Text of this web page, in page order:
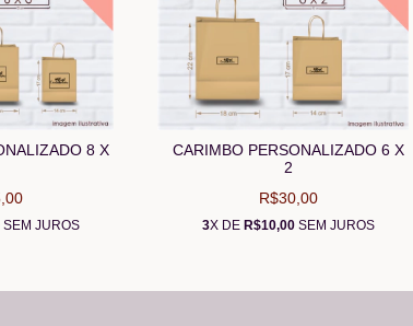
8 X
SEM JUROS
CARIMBO PERSONALIZADO 6 X
2
R$30,00
3X DE R$10,00 SEM JUROS